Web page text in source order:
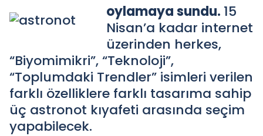
oylamaya sundu. 15
Nisan’a kadar internet
üzerinden herkes,
“Biyomimikri”, “Teknoloji”,
“Toplumdaki Trendler” isimleri verilen
farklı özelliklere farklı tasarıma sahip
üç astronot kıyafeti arasında seçim
yapabilecek.